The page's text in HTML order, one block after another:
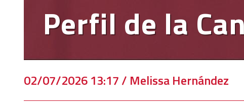
Perfil de la
02/07/2026 13:17 / Melissa Hernández